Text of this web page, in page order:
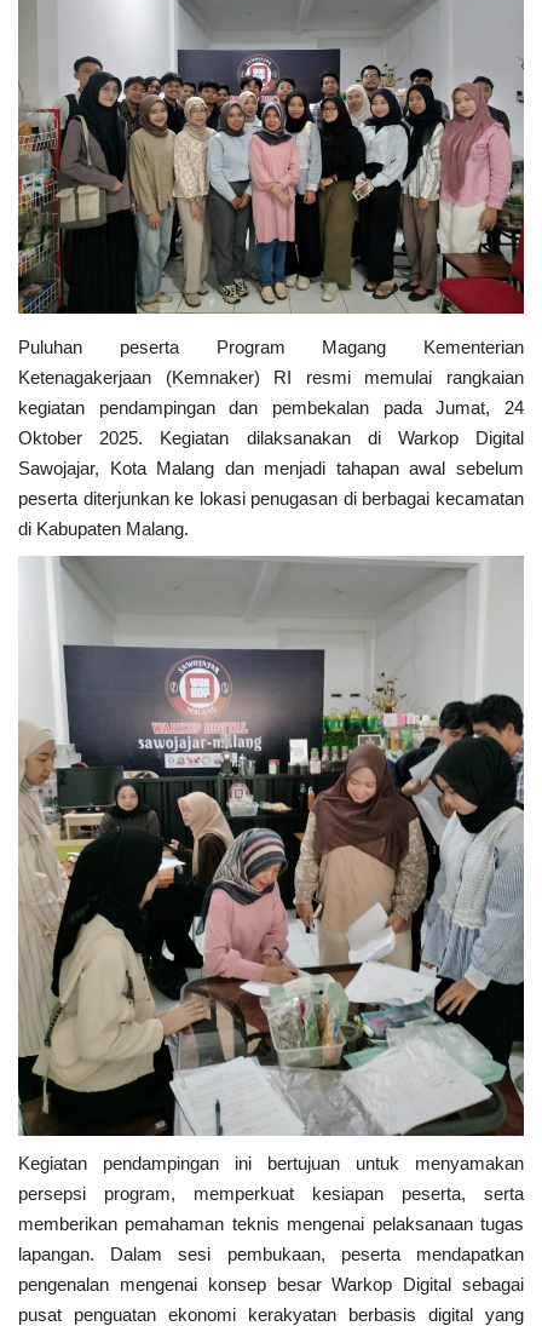
Kejahatan
Cybers Event
UMKM & Ekonomi Kreatif
Pekerja Migran Indonesia
Ekonomi
Pendidikan
Informasi Journalism
Olahraga
Kesehatan
Layanan Publik
Perempuan/Anak
Puluhan peserta Program Magang Kementerian
Ketenagakerjaan (Kemnaker) RI resmi memulai rangkaian
kegiatan pendampingan dan pembekalan pada Jumat, 24
Oktober 2025. Kegiatan dilaksanakan di Warkop Digital
Sawojajar, Kota Malang dan menjadi tahapan awal sebelum
peserta diterjunkan ke lokasi penugasan di berbagai kecamatan
di Kabupaten Malang.
Kegiatan pendampingan ini bertujuan untuk menyamakan
persepsi program, memperkuat kesiapan peserta, serta
memberikan pemahaman teknis mengenai pelaksanaan tugas
lapangan. Dalam sesi pembukaan, peserta mendapatkan
pengenalan mengenai konsep besar Warkop Digital sebagai
pusat penguatan ekonomi kerakyatan berbasis digital yang